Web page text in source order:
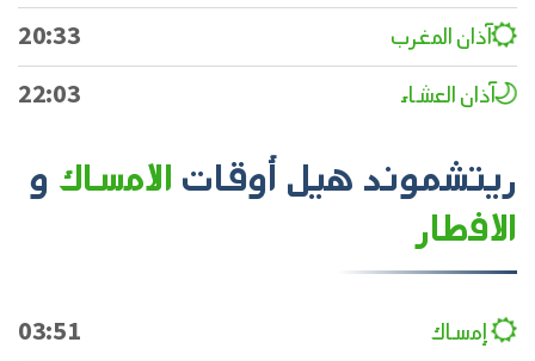
آذان المغرب
20:33
آذان العشاء
22:03
ريتشموند هيل أوقات الامساك و
الافطار
إمساك
03:51